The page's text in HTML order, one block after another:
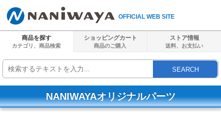
OFFICIAL WEB SITE
商品を探す
カテゴリ、商品検索
ショッピングカート
商品のご購入
ストア情報
送料、 お支払い
SEARCH
NANIWAYAオリジナルパーツ